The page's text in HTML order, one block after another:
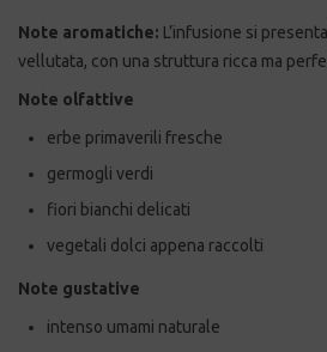
Note aromatiche: L’infusione si
vellutata, con una struttura ricca ma
Note olfattive
erbe primaverili fresche
germogli verdi
fiori bianchi delicati
vegetali dolci appena raccolti
Note gustative
intenso umami naturale